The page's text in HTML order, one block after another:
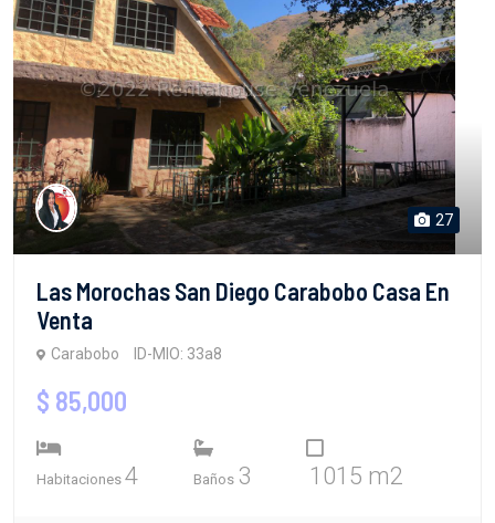
27
Las Morochas San Diego Carabobo Casa En
Venta
Carabobo ID-MIO: 33a8
$ 85,000
Habitaciones 4 Baños 3 1015 m2